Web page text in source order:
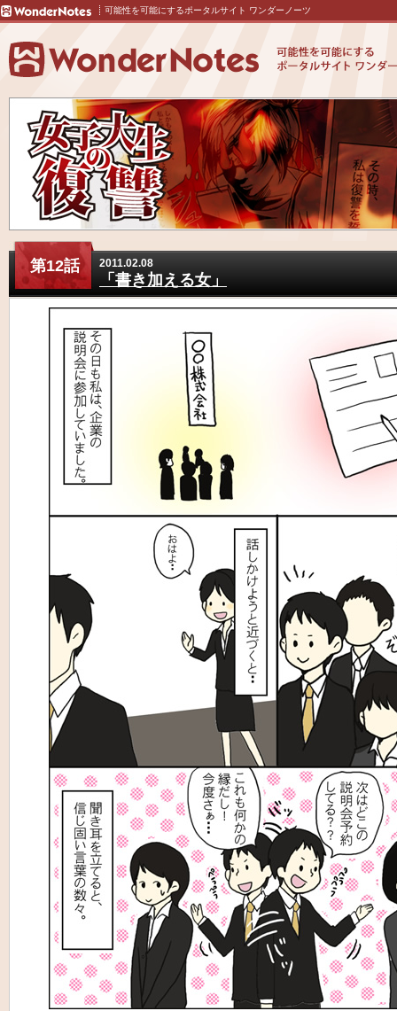
可能性を可能にするポータルサイト ワンダーノーツ
第12話 2011.02.08
「書き加える女」